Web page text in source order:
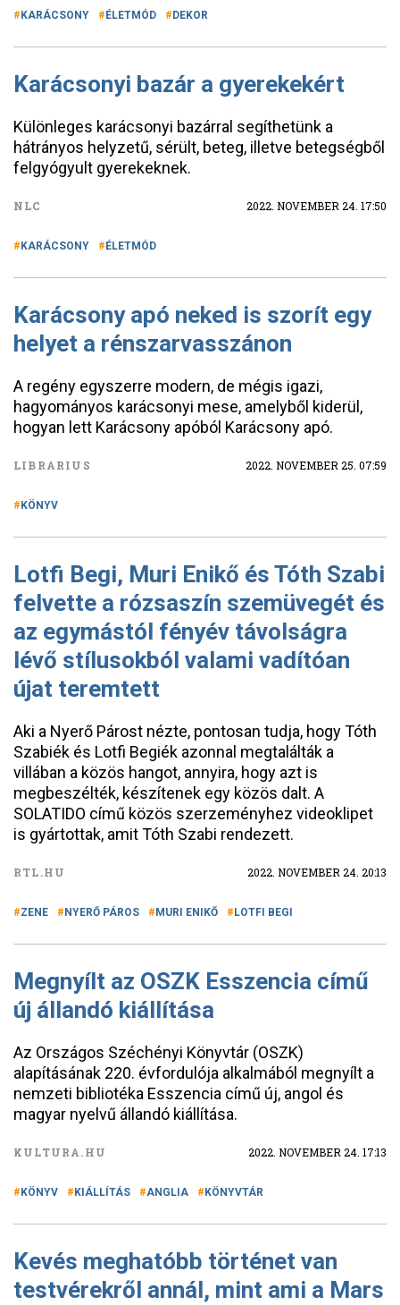
KARÁCSONY ÉLETMÓD DEKOR
Karácsonyi bazár a gyerekekért
Különleges karácsonyi bazárral segíthetünk a
hátrányos helyzetű, sérült, beteg, illetve betegségből
felgyógyult gyerekeknek.
NLC 2022. NOVEMBER 24. 17:50
KARÁCSONY ÉLETMÓD
Karácsony apó neked is szorít egy
helyet a rénszarvasszánon
A regény egyszerre modern, de mégis igazi,
hagyományos karácsonyi mese, amelyből kiderül,
hogyan lett Karácsony apóból Karácsony apó.
LIBRARIUS 2022. NOVEMBER 25. 07:59
KÖNYV
Lotfi Begi, Muri Enikő és Tóth Szabi
felvette a rózsaszín szemüvegét és
az egymástól fényév távolságra
lévő stílusokból valami vadítóan
újat teremtett
Aki a Nyerő Párost nézte, pontosan tudja, hogy Tóth
Szabiék és Lotfi Begiék azonnal megtalálták a
villában a közös hangot, annyira, hogy azt is
megbeszélték, készítenek egy közös dalt. A
SOLATIDO című közös szerzeményhez videoklipet
is gyártottak, amit Tóth Szabi rendezett.
RTL.HU 2022. NOVEMBER 24. 20:13
ZENE NYERŐ PÁROS MURI ENIKŐ LOTFI BEGI
Megnyílt az OSZK Esszencia című
új állandó kiállítása
Az Országos Széchényi Könyvtár (OSZK)
alapításának 220. évfordulója alkalmából megnyílt a
nemzeti bibliotéka Esszencia című új, angol és
magyar nyelvű állandó kiállítása.
KULTURA.HU 2022. NOVEMBER 24. 17:13
KÖNYV KIÁLLÍTÁS ANGLIA KÖNYVTÁR
Kevés meghatóbb történet van
testvérekről annál, mint ami a Mars